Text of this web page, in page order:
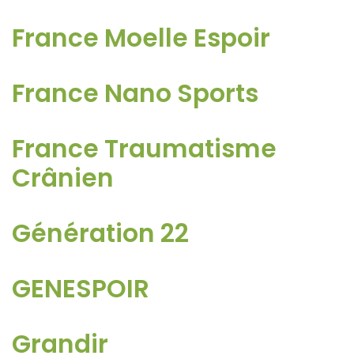
France Moelle Espoir
France Nano Sports
France Traumatisme
Crânien
Génération 22
GENESPOIR
Grandir